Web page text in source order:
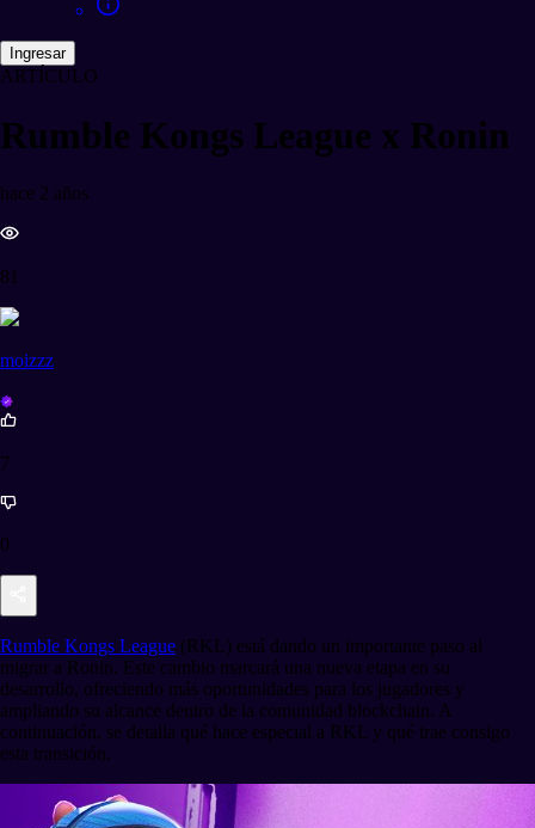
Ingresar
ARTÍCULO
Rumble Kongs League x Ronin
hace 2 años
81
moizzz
7
0
Rumble Kongs League (RKL) está dando un importante paso al
migrar a Ronin. Este cambio marcará una nueva etapa en su
desarrollo, ofreciendo más oportunidades para los jugadores y
ampliando su alcance dentro de la comunidad blockchain. A
continuación, se detalla qué hace especial a RKL y qué trae consigo
esta transición.